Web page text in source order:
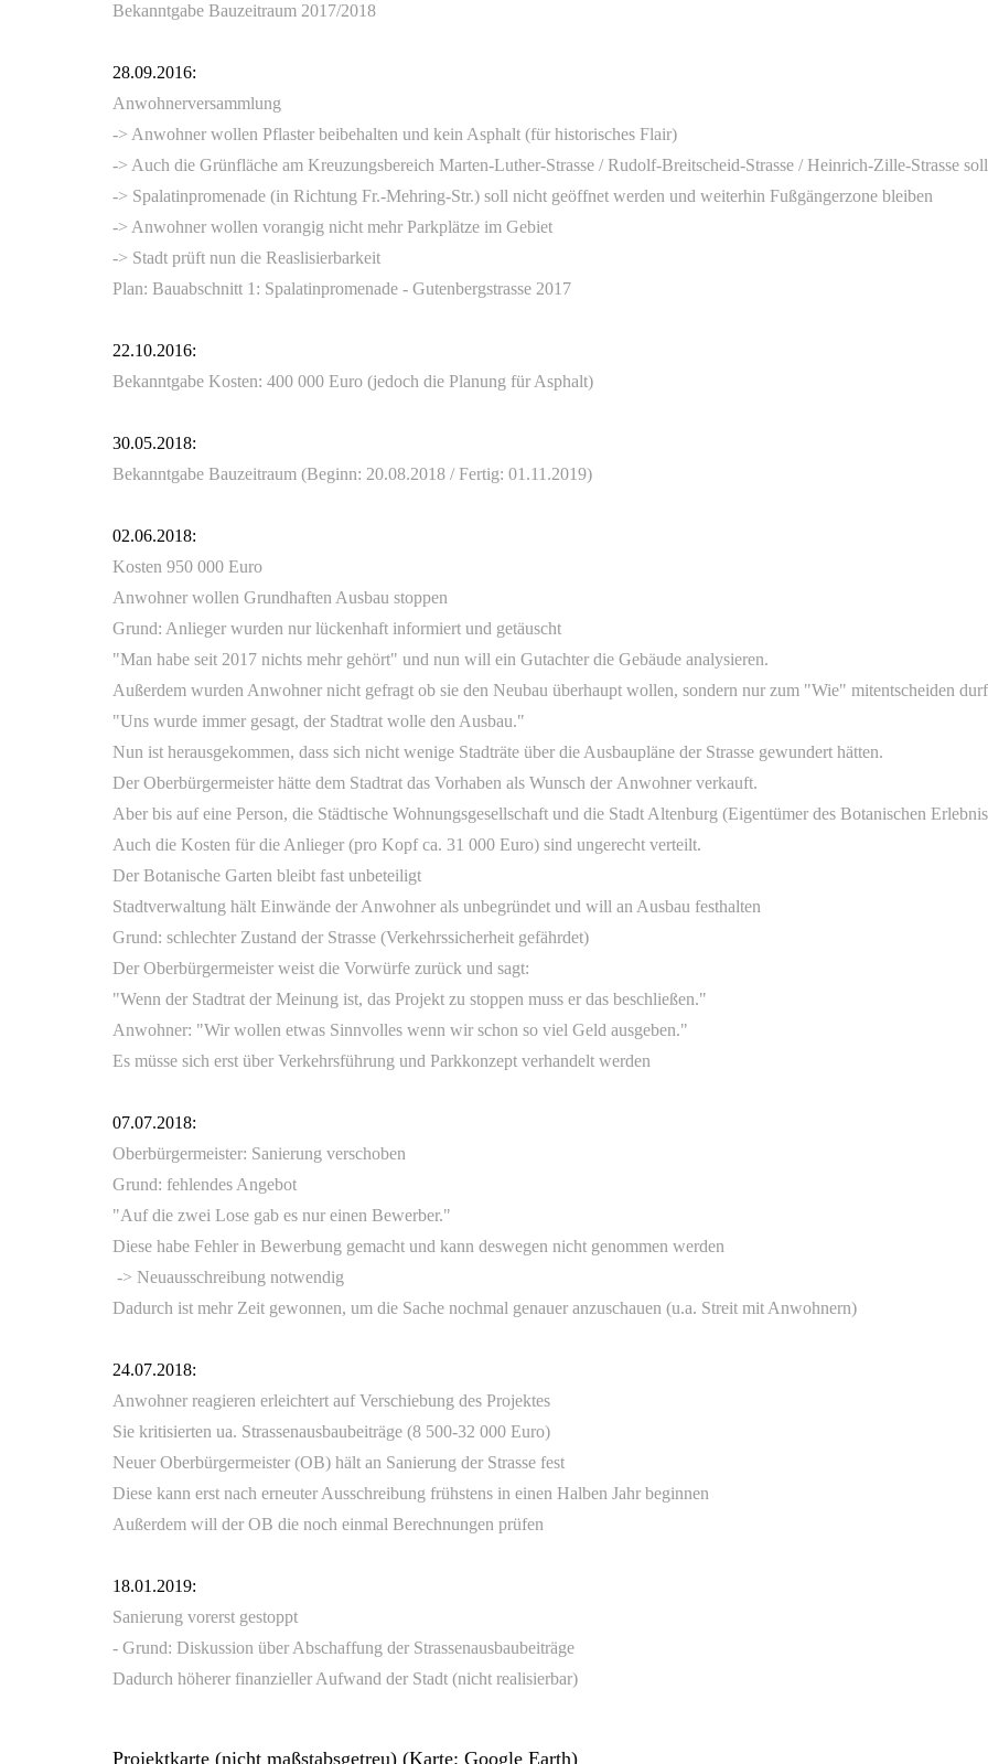
Bekanntgabe Bauzeitraum 2017/2018
28.09.2016:
Anwohnerversammlung
-> Anwohner wollen Pflaster beibehalten und kein Asphalt (für historisches Flair)
-> Auch die Grünfläche am Kreuzungsbereich Marten-Luther-Strasse / Rudolf-Breitscheid-Strasse / Heinrich-Zille-Strasse
-> Spalatinpromenade (in Richtung Fr.-Mehring-Str.) soll nicht geöffnet werden und weiterhin Fußgängerzone bleiben
-> Anwohner wollen vorangig nicht mehr Parkplätze im Gebiet
-> Stadt prüft nun die Reaslisierbarkeit
Plan: Bauabschnitt 1: Spalatinpromenade - Gutenbergstrasse 2017
22.10.2016:
Bekanntgabe Kosten: 400 000 Euro (jedoch die Planung für Asphalt)
30.05.2018:
Bekanntgabe Bauzeitraum (Beginn: 20.08.2018 / Fertig: 01.11.2019)
02.06.2018:
Kosten 950 000 Euro
Anwohner wollen Grundhaften Ausbau stoppen
Grund: Anlieger wurden nur lückenhaft informiert und getäuscht
"Man habe seit 2017 nichts mehr gehört" und nun will ein Gutachter die Gebäude analysieren.
Außerdem wurden Anwohner nicht gefragt ob sie den Neubau überhaupt wollen, sondern nur zum "Wie" mitentscheiden
"Uns wurde immer gesagt, der Stadtrat wolle den Ausbau."
Nun ist herausgekommen, dass sich nicht wenige Stadträte über die Ausbaupläne der Strasse gewundert hätten.
Der Oberbürgermeister hätte dem Stadtrat das Vorhaben als Wunsch der Anwohner verkauft.
Aber bis auf eine Person, die Städtische Wohnungsgesellschaft und die Stadt Altenburg (Eigentümer des Botanischen
Auch die Kosten für die Anlieger (pro Kopf ca. 31 000 Euro) sind ungerecht verteilt.
Der Botanische Garten bleibt fast unbeteiligt
Stadtverwaltung hält Einwände der Anwohner als unbegründet und will an Ausbau festhalten
Grund: schlechter Zustand der Strasse (Verkehrssicherheit gefährdet)
Der Oberbürgermeister weist die Vorwürfe zurück und sagt:
"Wenn der Stadtrat der Meinung ist, das Projekt zu stoppen muss er das beschließen."
Anwohner: "Wir wollen etwas Sinnvolles wenn wir schon so viel Geld ausgeben."
Es müsse sich erst über Verkehrsführung und Parkkonzept verhandelt werden
07.07.2018:
Oberbürgermeister: Sanierung verschoben
Grund: fehlendes Angebot
"Auf die zwei Lose gab es nur einen Bewerber."
Diese habe Fehler in Bewerbung gemacht und kann deswegen nicht genommen werden
-> Neuausschreibung notwendig
Dadurch ist mehr Zeit gewonnen, um die Sache nochmal genauer anzuschauen (u.a. Streit mit Anwohnern)
24.07.2018:
Anwohner reagieren erleichtert auf Verschiebung des Projektes
Sie kritisierten ua. Strassenausbaubeiträge (8 500-32 000 Euro)
Neuer Oberbürgermeister (OB) hält an Sanierung der Strasse fest
Diese kann erst nach erneuter Ausschreibung frühstens in einen Halben Jahr beginnen
Außerdem will der OB die noch einmal Berechnungen prüfen
18.01.2019:
Sanierung vorerst gestoppt
- Grund: Diskussion über Abschaffung der Strassenausbaubeiträge
Dadurch höherer finanzieller Aufwand der Stadt (nicht realisierbar)
Projektkarte (nicht maßstabsgetreu) (Karte: Google Earth)